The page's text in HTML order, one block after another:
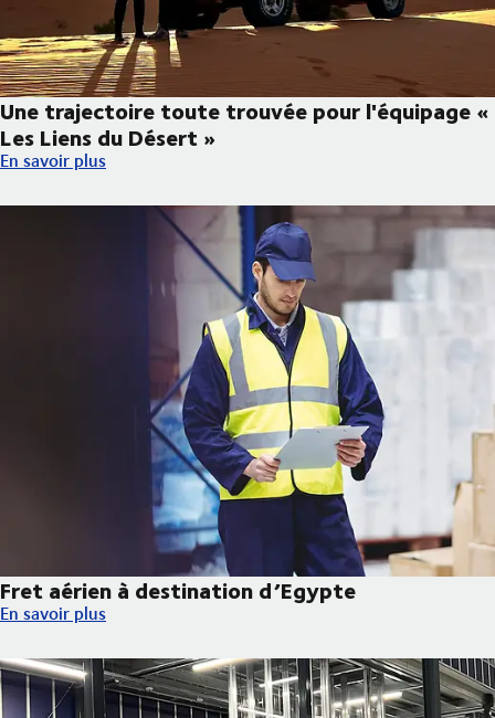
Une trajectoire toute trouvée pour l'équipage «
Les Liens du Désert »
Une trajectoire toute trouvée pour l'équipage « Les Liens du
En savoir plus
Fret aérien à destination d’Egypte
Fret aérien à destination d’Egypte
En savoir plus